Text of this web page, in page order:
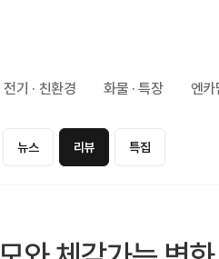
전기 · 친환경 화물 · 특장 엔
뉴스 리뷰 특집